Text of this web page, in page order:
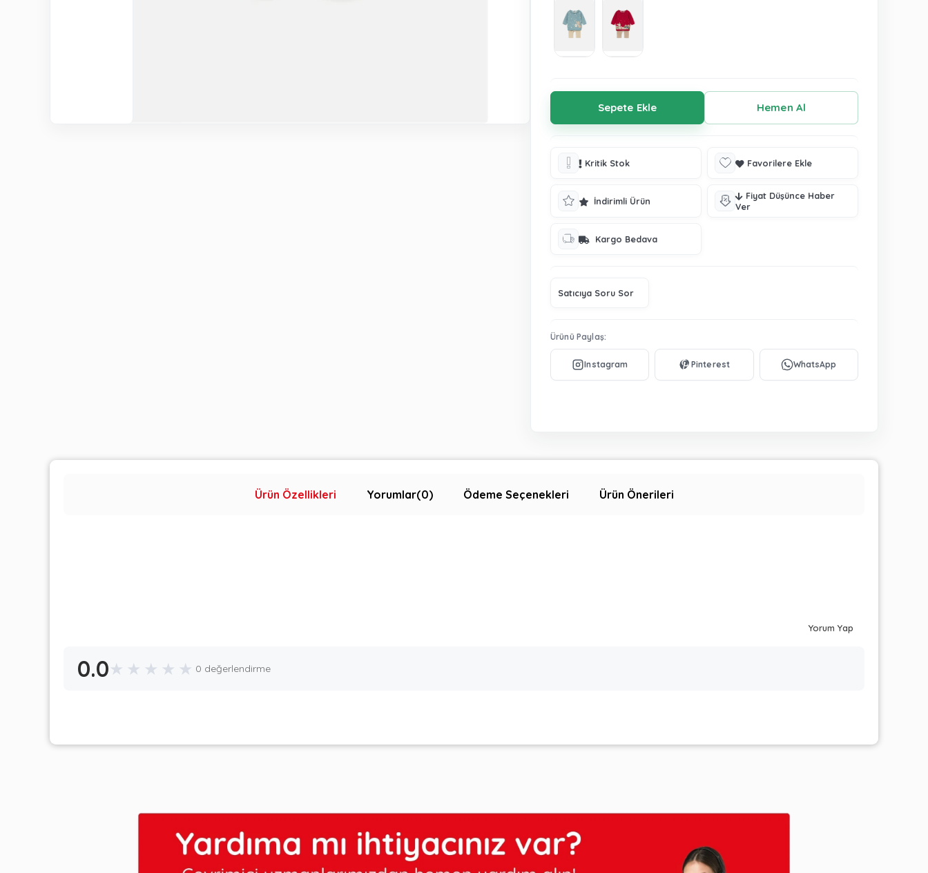
Kritik Stok Favorilere Ekle
İndirimli Ürün
Fiyat Düşünce Haber
Ver
Kargo Bedava
Satıcıya Soru Sor
Ürünü Paylaş:
Ürün Özellikleri Yorumlar(0) Ödeme Seçenekleri Ürün Önerileri
Yorum Yap
0.0★ ★ ★ ★ ★ 0 değerlendirme